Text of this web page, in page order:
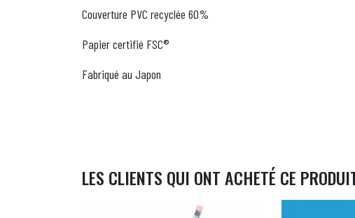
Couverture PVC recyclée 60%
Papier certifié FSC®
Fabriqué au Japon
LES CLIENTS QUI ONT ACHETÉ CE